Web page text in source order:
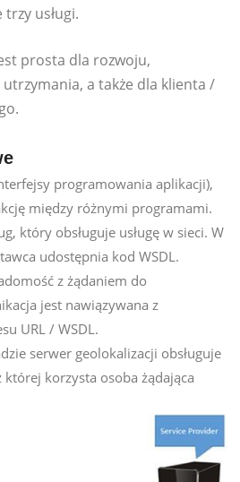
usługi.
prosta dla rozwoju,
a także dla klienta /
programowania aplikacji),
między różnymi programami.
który obsługuje usługę w sieci. W
udostępnia kod WSDL.
z żądaniem do
jest nawiązywana z
URL / WSDL.
serwer geolokalizacji obsługuje
której korzysta osoba żądająca